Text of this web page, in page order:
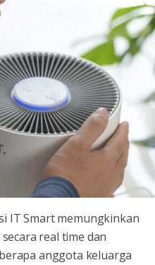
IT Smart memungkinkan
real time dan
anggota keluarga